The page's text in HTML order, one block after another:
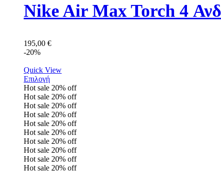
Nike Air Max Torch 4
195,00 €
-20%
Quick View
Επιλογή
Hot sale 20% off
Hot sale 20% off
Hot sale 20% off
Hot sale 20% off
Hot sale 20% off
Hot sale 20% off
Hot sale 20% off
Hot sale 20% off
Hot sale 20% off
Hot sale 20% off